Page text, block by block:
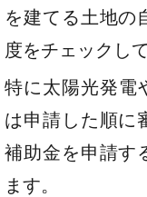
を建てる土地の
度をチェックし
特に太陽光発電
は申請した順に
補助金を申請す
ます。